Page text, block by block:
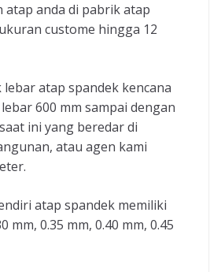
atap anda di pabrik atap
custome hingga 12
atap spandek kencana
600 mm sampai dengan
ini yang beredar di
atau agen kami
atap spandek memiliki
mm, 0.35 mm, 0.40 mm, 0.45